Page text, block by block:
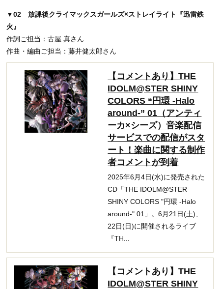
▼02 放課後クライマックスガールズ×ストレイライト『迅雷鉄
火』
作詞ご担当：古屋 真さん
作曲・編曲ご担当：藤井健太郎さん
【コメントあり】THE
IDOLM@STER SHINY
COLORS “円環 -Halo
around-” 01（アンティ
ーカ×シーズ）音楽配信
サービスでの配信がスタ
ート！楽曲に関する制作
者コメントが到着
2025年6月4日(水)に発売された
CD「THE IDOLM@STER
SHINY COLORS "円環 -Halo
around-" 01」。6月21日(土)、
22日(日)に開催されるライブ
『TH...
【コメントあり】THE
IDOLM@STER SHINY